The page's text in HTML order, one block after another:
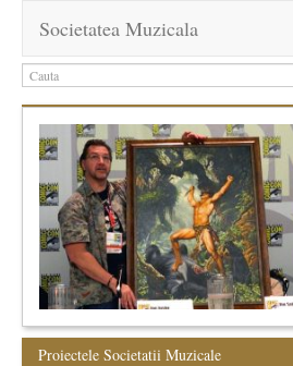
Societatea Muzicala
Proiectele Societatii Muzicale